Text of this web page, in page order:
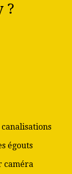
?
égouts
caméra